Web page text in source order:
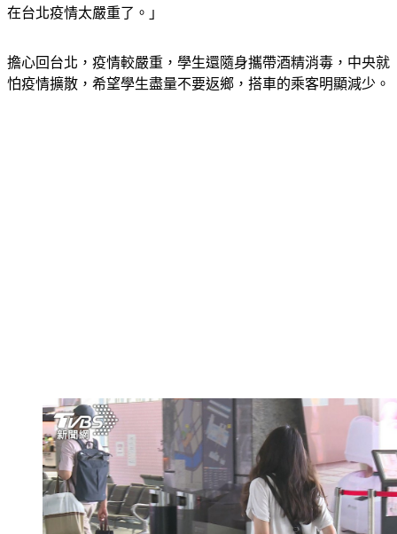
在台北疫情太嚴重了。」
擔心回台北，疫情較嚴重，學生還隨身攜帶酒精消毒，中央就
怕疫情擴散，希望學生盡量不要返鄉，搭車的乘客明顯減少。